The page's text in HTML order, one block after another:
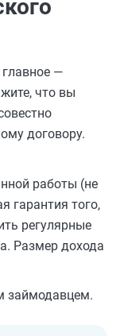
—
что вы
договору.
работы (не
гарантия того,
регулярные
Размер дохода
займодавцем.